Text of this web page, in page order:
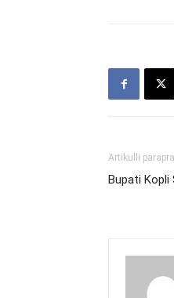
Artikulli
Bupati Kopli